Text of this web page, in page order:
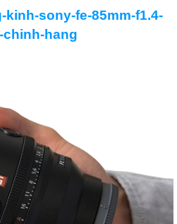
sony-fe-85mm-f1.4-
chinh-hang